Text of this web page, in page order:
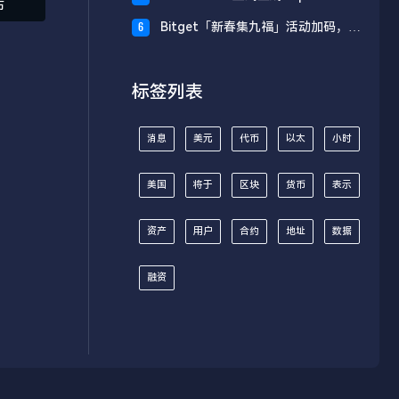
6
Bitget「新春集九福」活动加码，报
标签列表
消息 美元 代币 以太 小时
美国 将于 区块 货币 表示
资产 用户 合约 地址 数据
融资